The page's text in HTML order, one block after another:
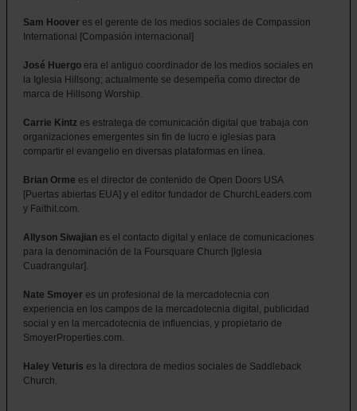
Sam Hoover es el gerente de los medios sociales de Compassion
International [Compasión internacional]
José Huergo era el antiguo coordinador de los medios sociales en
la Iglesia Hillsong; actualmente se desempeña como director de
marca de Hillsong Worship.
Carrie Kintz es estratega de comunicación digital que trabaja con
organizaciones emergentes sin fin de lucro e iglesias para
compartir el evangelio en diversas plataformas en línea.
Brian Orme es el director de contenido de Open Doors USA
[Puertas abiertas EUA] y el editor fundador de ChurchLeaders.com
y Faithit.com.
Allyson Siwajian es el contacto digital y enlace de comunicaciones
para la denominación de la Foursquare Church [Iglesia
Cuadrangular].
Nate Smoyer es un profesional de la mercadotecnia con
experiencia en los campos de la mercadotecnia digital, publicidad
social y en la mercadotecnia de influencias, y propietario de
SmoyerProperties.com.
Haley Veturis es la directora de medios sociales de Saddleback
Church.